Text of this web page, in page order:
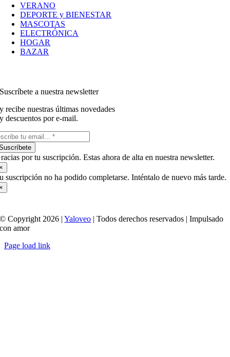
VERANO
DEPORTE y BIENESTAR
MASCOTAS
ELECTRÓNICA
HOGAR
BAZAR
Suscríbete a nuestra newsletter
y recibe nuestras últimas novedades
y descuentos por e-mail.
por tu suscripción. Estas ahora de alta en nuestra newsletter.
suscripción no ha podido completarse. Inténtalo de nuevo más tarde.
© Copyright 2026 |Yaloveo | Todos derechos reservados | Impulsado
con amor
Page load link